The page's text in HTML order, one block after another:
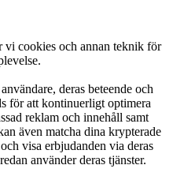
vi cookies och annan teknik för
deras beteende och
för att kontinuerligt optimera
reklam och innehåll samt
även matcha dina krypterade
visa erbjudanden via deras
använder deras tjänster.